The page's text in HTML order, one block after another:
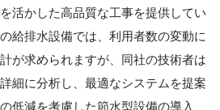
活かした高品質な工事を提供してい
給排水設備では、利用者数の変動に
が求められますが、同社の技術者は
細に分析し、最適なシステムを提案
低減を考慮した節水型設備の導入